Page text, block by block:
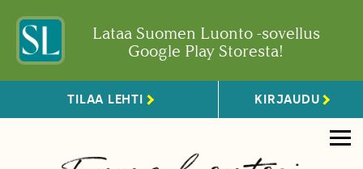
Lataa Suomen Luonto -sovellus
Google Play Storesta!
TILAA LEHTI KIRJAUDU